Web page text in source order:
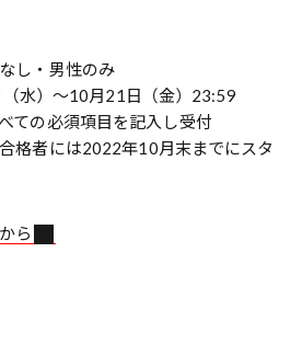
し・男性のみ
水）〜10月21日（金）23:59
ての必須項目を記入し受付
格者には2022年10月末までにスタ
ら